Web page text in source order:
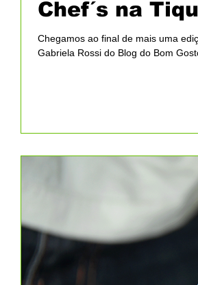
Chef´s na
Chegamos ao final de mais uma
Gabriela Rossi do Blog do Bom